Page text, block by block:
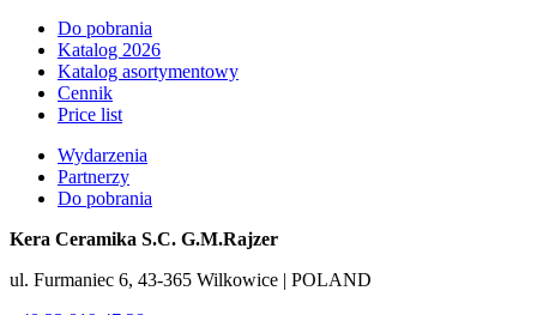
Do pobrania
Katalog 2026
Katalog asortymentowy
Cennik
Price list
Wydarzenia
Partnerzy
Do pobrania
Kera Ceramika S.C. G.M.Rajzer
ul. Furmaniec 6, 43-365 Wilkowice | POLAND